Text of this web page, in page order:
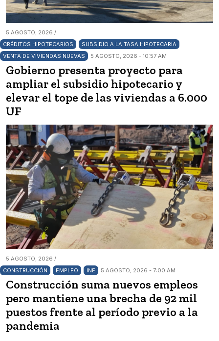
5 AGOSTO, 2026 /
CRÉDITOS HIPOTECARIOS
SUBSIDIO A LA TASA HIPOTECARIA
VENTA DE VIVIENDAS NUEVAS
5 AGOSTO, 2026 - 10:57 AM
Gobierno presenta proyecto para
ampliar el subsidio hipotecario y
elevar el tope de las viviendas a 6.000
UF
5 AGOSTO, 2026 /
CONSTRUCCIÓN
EMPLEO INE 5 AGOSTO, 2026 - 7:00 AM
Construcción suma nuevos empleos
pero mantiene una brecha de 92 mil
puestos frente al período previo a la
pandemia